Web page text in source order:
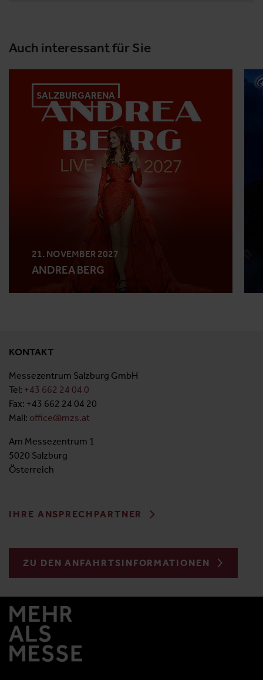
Auch interessant für Sie
SALZBURGARENA
21. NOVEMBER 2027
ANDREA BERG
KONTAKT
Messezentrum Salzburg GmbH
Tel: +43 662 24 04 0
Fax: +43 662 24 04 20
Mail: office@mzs.at
Am Messezentrum 1
5020 Salzburg
Österreich
IHRE ANSPRECHPARTNER
ZU DEN ANFAHRTSINFORMATIONEN